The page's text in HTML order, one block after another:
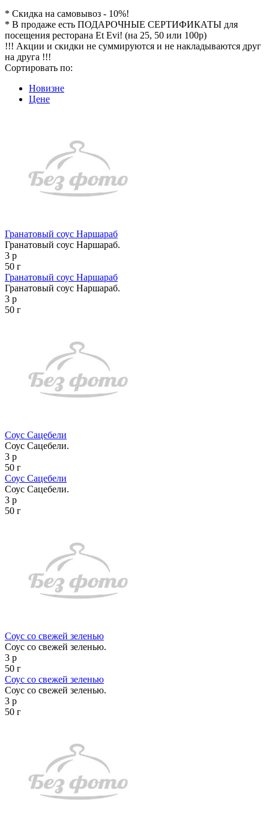
* Скидка на самовывоз - 10%!
* В продаже есть ПОДАРОЧНЫЕ СЕРТИФИКАТЫ для
посещения ресторана Et Evi! (на 25, 50 или 100р)
!!! Акции и скидки не суммируются и не накладываются друг
на друга !!!
Сортировать по:
Новизне
Цене
Гранатовый соус Наршараб
Гранатовый соус Наршараб.
3 р
50 г
Гранатовый соус Наршараб
Гранатовый соус Наршараб.
3 р
50 г
Соус Сацебели
Соус Сацебели.
3 р
50 г
Соус Сацебели
Соус Сацебели.
3 р
50 г
Соус со свежей зеленью
Соус со свежей зеленью.
3 р
50 г
Соус со свежей зеленью
Соус со свежей зеленью.
3 р
50 г